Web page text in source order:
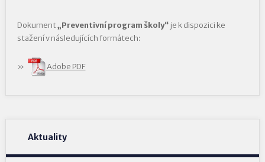
Dokument„Preventivní program školy“ je k dispozici ke
stažení v následujících formátech:
Adobe PDF
Aktuality